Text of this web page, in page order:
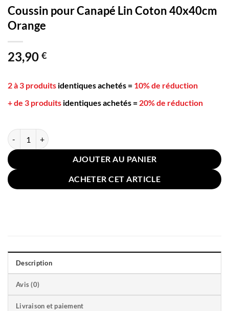
Coussin pour Canapé Lin Coton 40x40cm
Orange
23,90 €
2 à 3 produits identiques achetés = 10% de réduction
+ de 3 produits identiques achetés = 20% de réduction
quantité de Coussin pour Canapé Lin Coton 40x40cm Orange
AJOUTER AU PANIER
ACHETER CET ARTICLE
Description
Avis (0)
Livraison et paiement